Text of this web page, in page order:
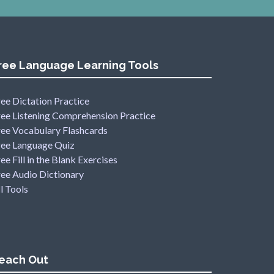
Language Learning Tools
Dictation Practice
Listening Comprehension Practice
Vocabulary Flashcards
Language Quiz
Fill in the Blank Exercises
Audio Dictionary
Tools
Out